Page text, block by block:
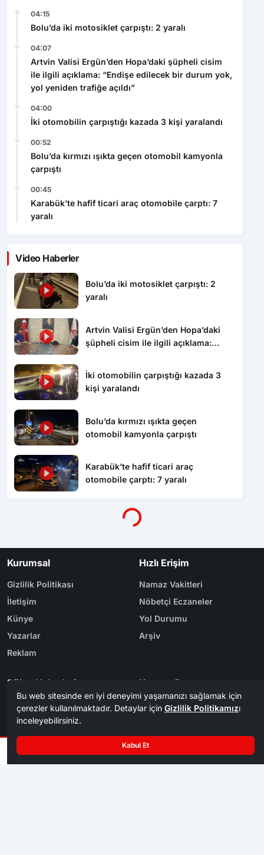
04:15
Bolu’da iki motosiklet çarpıştı: 2 yaralı
04:07
Artvin Valisi Ergün’den Hopa’daki şüpheli cisim
ile ilgili açıklama: “Endişe edilecek bir durum yok,
yol yeniden trafiğe açıldı”
04:00
İki otomobilin çarpıştığı kazada 3 kişi yaralandı
00:52
Bolu’da kırmızı ışıkta geçen otomobil kamyonla
çarpıştı
00:45
Karabük’te hafif ticari araç otomobile çarptı: 7
yaralı
Video Haberler
Bolu’da iki motosiklet çarpıştı: 2
yaralı
Artvin Valisi Ergün’den Hopa’daki
şüpheli cisim ile ilgili açıklama:
yeniden trafiğe açıldı”
İki otomobilin çarpıştığı kazada 3
kişi yaralandı
Bolu’da kırmızı ışıkta geçen
otomobil kamyonla çarpıştı
Karabük’te hafif ticari araç
otomobile çarptı: 7 yaralı
Yükleniyor...
Kurumsal
Gizlilik Politikası
İletişim
Künye
Yazarlar
Reklam
Hızlı Erişim
Namaz Vakitleri
Nöbetçi Eczaneler
Yol Durumu
Arşiv
Bölge Haberleri
Karabük
Safranbolu
Kastamonu
Bolu
Kategoriler
Dünya
Ekonomi
Gündem